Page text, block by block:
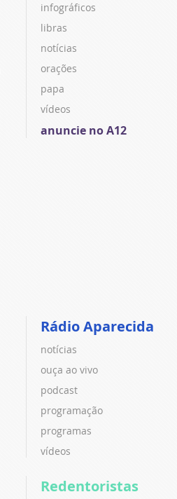
infográficos
libras
notícias
orações
papa
vídeos
anuncie no A12
Rádio Aparecida
notícias
ouça ao vivo
podcast
programação
programas
vídeos
Redentoristas